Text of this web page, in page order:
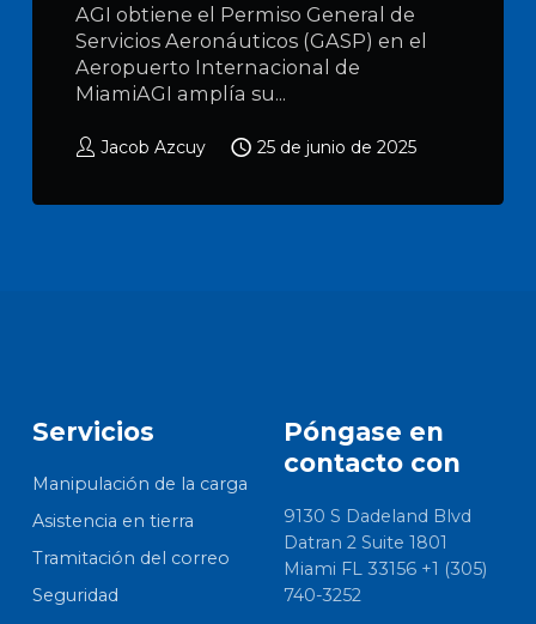
AGI obtiene el Permiso General de
Servicios Aeronáuticos (GASP) en el
Aeropuerto Internacional de
MiamiAGI amplía su...
Jacob Azcuy 25 de junio de 2025
Servicios
Manipulación de la carga
Asistencia en tierra
Tramitación del correo
Seguridad
Póngase en
contacto con
9130 S Dadeland Blvd
Datran 2 Suite 1801
Miami FL 33156 +1 (305)
740-3252